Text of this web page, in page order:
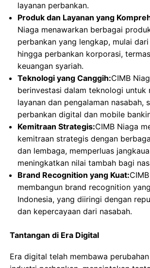
layanan perbankan.
Produk dan Layanan yang
Niaga menawarkan berbagai
perbankan yang lengkap, mulai
hingga perbankan korporasi,
keuangan syariah.
Teknologi yang Canggih:CIMB
berinvestasi dalam teknologi untuk
layanan dan pengalaman nasabah,
perbankan digital dan mobile
Kemitraan Strategis:CIMB Niaga
kemitraan strategis dengan
dan lembaga, memperluas
meningkatkan nilai tambah bagi
Brand Recognition yang Kuat:
membangun brand recognition
Indonesia, yang diiringi dengan
dan kepercayaan dari nasabah.
Tantangan di Era Digital
Era digital telah membawa